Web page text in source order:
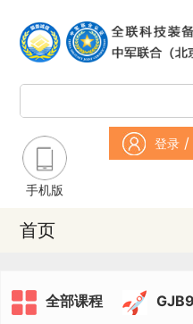
手机版
登录 /
首页
全部课程